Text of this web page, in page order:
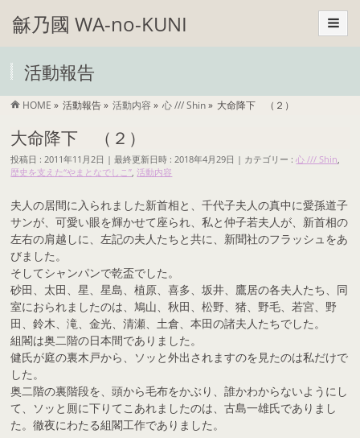
龢乃國 WA-no-KUNI
活動報告
HOME » 活動報告» 活動内容 » 心 /// Shin» 大命降下 （２）
大命降下 （２）
投稿日 : 2011年11月2日 最終更新日時 : 2018年4月29日 カテゴリー :心 /// Shin,
歴史を支えた“やまとなでしこ”,活動内容
夫人の居間に入られました新首相と、千代子夫人の真中に愛孫道子
サンが、可愛い眼を輝かせて座られ、私と仲子若夫人が、新首相の
左右の肩越しに、左記の夫人たちと共に、新聞社のフラッシュをあ
びました。
そしてシャンパンで乾盃でした。
砂田、太田、星、星島、植原、喜多、坂井、鷹居の各夫人たち、同
室におられましたのは、鳩山、秋田、松野、猪、野毛、若宮、野
田、鈴木、滝、金光、清瀬、土倉、本田の諸夫人たちでした。
組閣は奥二階の日本間でありました。
健氏が庭の裏木戸から、ソッと外出されますのを見たのは私だけで
した。
奥二階の裏階段を、頭から毛布をかぶり、誰かわからないようにし
て、ソッと厠に下りてこあれましたのは、古島一雄氏でありまし
た。徹夜にわたる組閣工作でありました。